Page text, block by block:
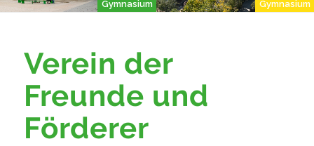
Gymnasium
Gymnasium
Verein der
Freunde und
Förderer